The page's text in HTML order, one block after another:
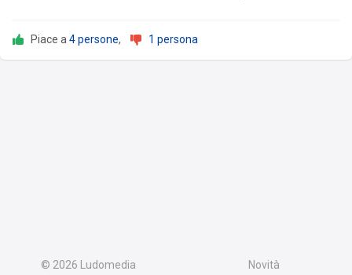
Piace a 4 persone, 1 persona
© 2026 Ludomedia Novità